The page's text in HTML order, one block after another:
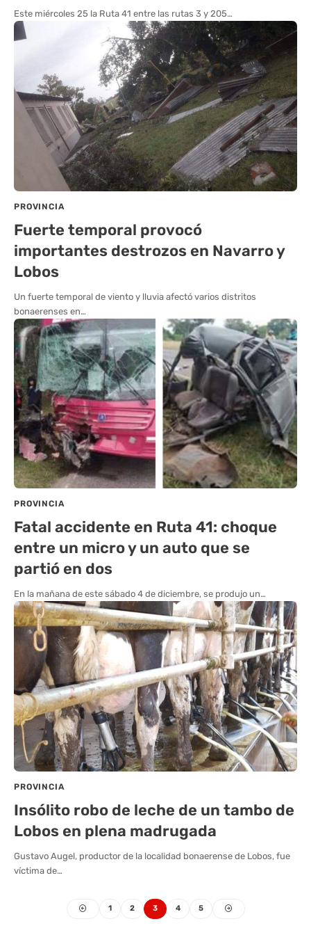
Este miércoles 25 la Ruta 41 entre las rutas 3 y 205…
PROVINCIA
Fuerte temporal provocó
importantes destrozos en Navarro y
Lobos
Un fuerte temporal de viento y lluvia afectó varios distritos
bonaerenses en…
PROVINCIA
Fatal accidente en Ruta 41: choque
entre un micro y un auto que se
partió en dos
En la mañana de este sábado 4 de diciembre, se produjo un…
PROVINCIA
Insólito robo de leche de un tambo de
Lobos en plena madrugada
Gustavo Augel, productor de la localidad bonaerense de Lobos, fue
víctima de…
1 2 3 4 5